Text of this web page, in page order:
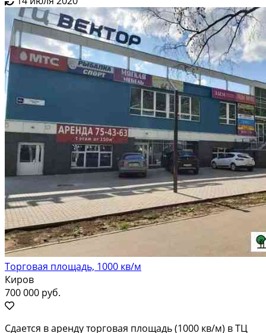
Торговая площадь, 1000 кв/м
Киров
700 000 руб.
Сдается в аренду торговая площадь (1000 кв/м) в ТЦ